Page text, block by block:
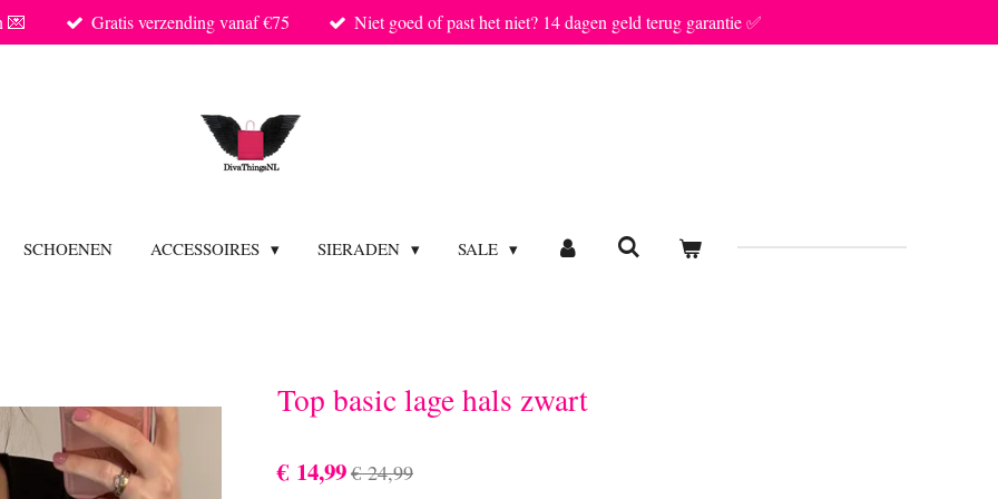
💌 Gratis verzending vanaf €75 Niet goed of past het niet? 14 dagen geld terug garantie ✅
SCHOENEN ACCESSOIRES SIERADEN SALE
Top basic lage hals zwart
€ 14,99€ 24,99